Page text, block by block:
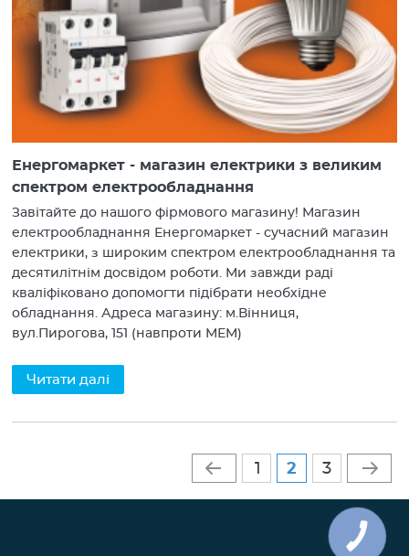
Енергомаркет - магазин електрики з великим
спектром електрообладнання
Завітайте до нашого фірмового магазину! Магазин
електрообладнання Енергомаркет - сучасний магазин
електрики, з широким спектром електрообладнання та
десятилітнім досвідом роботи. Ми завжди раді
кваліфіковано допомогти підібрати необхідне
обладнання. Адреса магазину: м.Вінниця,
вул.Пирогова, 151 (навпроти МЕМ)
Читати далі
1 2 3